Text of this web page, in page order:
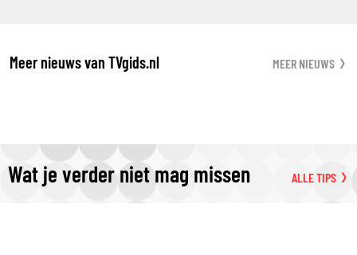
Meer nieuws van TVgids.nl MEER NIEUWS
Wat je verder niet mag missen ALLE TIPS